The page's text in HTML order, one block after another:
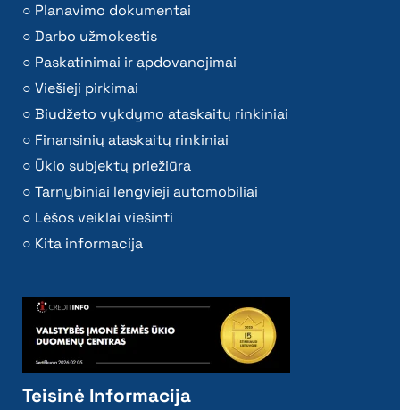
Planavimo dokumentai
Darbo užmokestis
Paskatinimai ir apdovanojimai
Viešieji pirkimai
Biudžeto vykdymo ataskaitų rinkiniai
Finansinių ataskaitų rinkiniai
Ūkio subjektų priežiūra
Tarnybiniai lengvieji automobiliai
Lėšos veiklai viešinti
Kita informacija
Teisinė Informacija